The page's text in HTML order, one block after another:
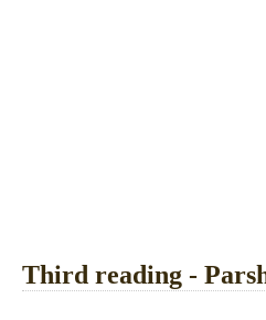
Third reading -